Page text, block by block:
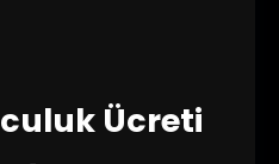
Ücreti